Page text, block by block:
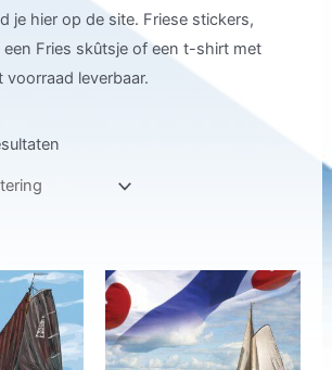
je hier op de site. Friese stickers,
een Fries skûtsje of een t-shirt met
voorraad leverbaar.